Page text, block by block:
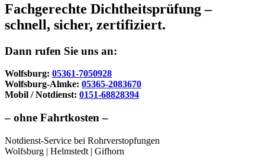
Fachgerechte Dichtheitsprüfung –
schnell, sicher, zertifiziert.
Dann rufen Sie uns an:
Wolfsburg: 05361-7050928
Wolfsburg-Almke: 05365-2083670
Mobil / Notdienst: 0151-68828394
– ohne Fahrtkosten –
Notdienst-Service bei Rohrverstopfungen
Wolfsburg | Helmstedt | Gifhorn